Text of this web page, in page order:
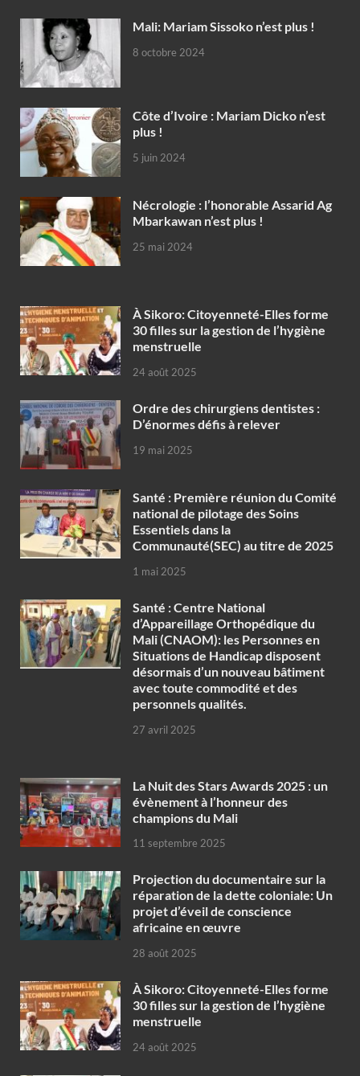
Mali: Mariam Sissoko n’est plus !
8 octobre 2024
Côte d’Ivoire : Mariam Dicko n’est
plus !
5 juin 2024
Nécrologie : l’honorable Assarid Ag
Mbarkawan n’est plus !
25 mai 2024
À Sikoro: Citoyenneté-Elles forme
30 filles sur la gestion de l’hygiène
menstruelle
24 août 2025
Ordre des chirurgiens dentistes :
D’énormes défis à relever
19 mai 2025
Santé : Première réunion du Comité
national de pilotage des Soins
Essentiels dans la
Communauté(SEC) au titre de 2025
1 mai 2025
Santé : Centre National
d’Appareillage Orthopédique du
Mali (CNAOM): les Personnes en
Situations de Handicap disposent
désormais d’un nouveau bâtiment
avec toute commodité et des
personnels qualités.
27 avril 2025
‎La Nuit des Stars Awards 2025 : un
évènement à l’honneur des
champions du Mali
11 septembre 2025
Projection du documentaire sur la
réparation de la dette coloniale: Un
projet d’éveil de conscience
africaine en œuvre‎
28 août 2025
À Sikoro: Citoyenneté-Elles forme
30 filles sur la gestion de l’hygiène
menstruelle
24 août 2025